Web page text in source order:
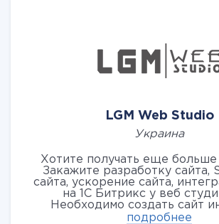
LGM Web Studio
Украина
Хотите получать еще
Закажите разработку сайта,
сайта, ускорение сайта,
на 1С Битрикс у веб
Необходимо создать сайт
магазина на платформе 1с
подробнее